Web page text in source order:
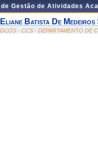
Gestão de Atividades
Eliane Batista De Medeiros
DCOS - CCS - DEPARTAMENTO DE